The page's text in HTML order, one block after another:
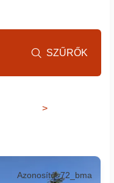
>
Azonosító: 72_bma
 SZŰRŐK